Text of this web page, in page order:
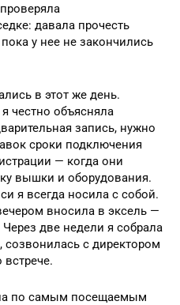
давала прочесть
у нее не закончились
в этот же день.
честно объясняла
запись, нужно
сроки подключения
— когда они
вышки и оборудования.
я всегда носила с собой.
вносила в эксель —
Через две недели я собрала
с директором
по самым посещаемым